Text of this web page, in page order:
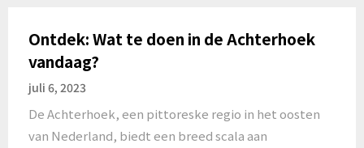
Ontdek: Wat te doen in de Achterhoek
vandaag?
juli 6, 2023
De Achterhoek, een pittoreske regio in het oosten
van Nederland, biedt een breed scala aan